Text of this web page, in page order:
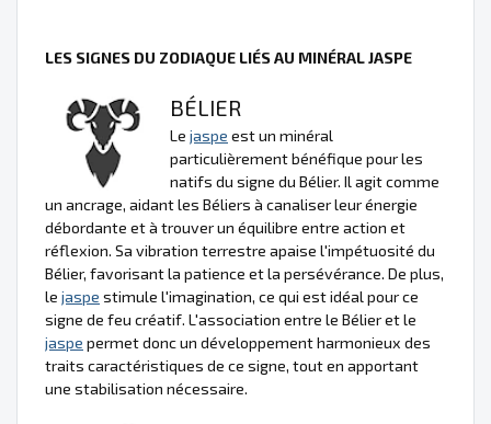
LES SIGNES DU ZODIAQUE LIÉS AU MINÉRAL JASPE
BÉLIER
Le jaspe est un minéral
particulièrement bénéfique pour les
natifs du signe du Bélier. Il agit comme
un ancrage, aidant les Béliers à canaliser leur énergie
débordante et à trouver un équilibre entre action et
réflexion. Sa vibration terrestre apaise l'impétuosité du
Bélier, favorisant la patience et la persévérance. De plus,
le jaspe stimule l'imagination, ce qui est idéal pour ce
signe de feu créatif. L'association entre le Bélier et le
jaspe permet donc un développement harmonieux des
traits caractéristiques de ce signe, tout en apportant
une stabilisation nécessaire.